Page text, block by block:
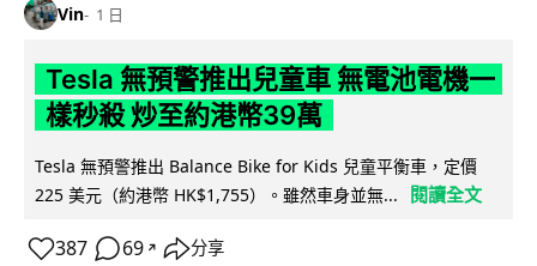
Vin 1 日
Tesla 無預警推出兒童車 無電池電機一
樣秒殺 炒至約港幣39萬
Tesla 無預警推出 Balance Bike for Kids 兒童平衡車，定價
225 美元（約港幣 HK$1,755）。雖然車身並無...
閱讀全文
387 69 ↗ 分享